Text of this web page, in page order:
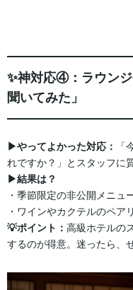
✨神対応④：ラウン
聞いてみた」
▶︎やってよかった対応：
れですか？」とスタッフに
▶︎結果は？
・季節限定の非公開メニュ
・ワインやカクテルのペア
💡ポイント： 高級ホテルの
するのが得意。迷ったら、